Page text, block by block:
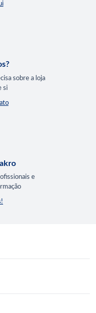
sobre a loja
si
e